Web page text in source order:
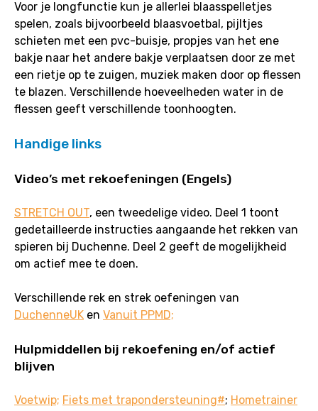
Voor je longfunctie kun je allerlei blaasspelletjes
spelen, zoals bijvoorbeeld blaasvoetbal, pijltjes
schieten met een pvc-buisje, propjes van het ene
bakje naar het andere bakje verplaatsen door ze met
een rietje op te zuigen, muziek maken door op flessen
te blazen. Verschillende hoeveelheden water in de
flessen geeft verschillende toonhoogten.
Handige links
Video’s met rekoefeningen (Engels)
STRETCH OUT, een tweedelige video. Deel 1 toont
gedetailleerde instructies aangaande het rekken van
spieren bij Duchenne. Deel 2 geeft de mogelijkheid
om actief mee te doen.
Verschillende rek en strek oefeningen van
DuchenneUK en Vanuit PPMD;
Hulpmiddellen bij rekoefening en/of actief
blijven
Voetwip; Fiets met trapondersteuning#; Hometrainer